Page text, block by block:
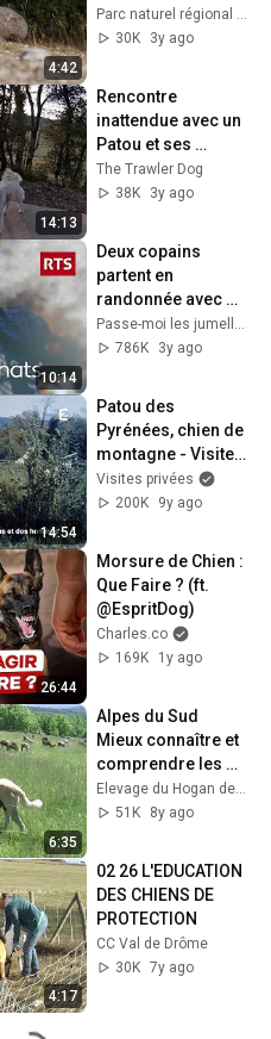
4:42
régional du
Luberon
Parc naturel régional du Luberon
30K
3y ago
14:13
Rencontre
inattendue avec un
Patou et ses
moutons
The Trawler Dog
38K
3y ago
10:14
Deux copains
partent en
randonnée avec
leurs chats
d'appartement
Passe-moi les jumelles
786K
3y ago
14:54
Patou des
Pyrénées, chien de
montagne - Visites
privées
Visites privées
200K
9y ago
26:44
Morsure de Chien :
Que Faire ? (ft.
@EspritDog)
Charles.co
169K
1y ago
6:35
Alpes du Sud
Mieux connaître et
comprendre les
chiens de
protection de
51K
8y ago
4:17
02 26 L'EDUCATION
DES CHIENS DE
PROTECTION
CC Val de Drôme
30K 7y ago